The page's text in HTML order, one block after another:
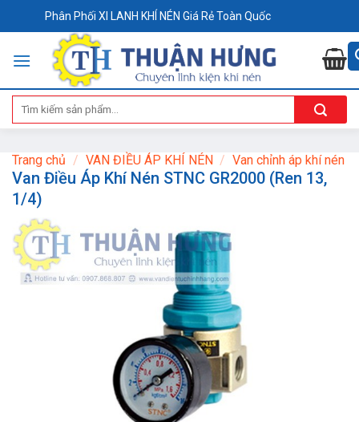
to
Phân Phối XI LANH KHÍ NÉN Giá Rẻ Toàn Quốc
Tìm
kiếm:
Trang chủ / VAN ĐIỀU ÁP KHÍ NÉN / Van chỉnh áp khí nén
Van Điều Áp Khí Nén STNC GR2000 (Ren 13,
1/4)